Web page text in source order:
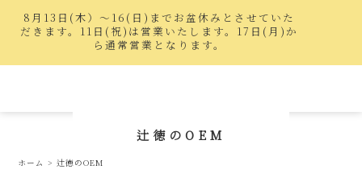
8月13日(木）〜16(日)までお盆休みとさせていた
だきます。11日(祝)は営業いたします。17日(月)か
ら通常営業となります。
辻徳のOEM
ホーム >辻徳のOEM